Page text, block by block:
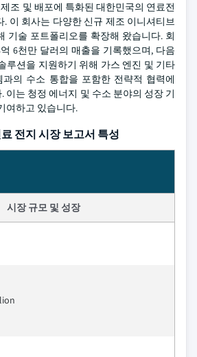
조 및 배포에 특화된 대한민국의 연료전
. 이 회사는 다양한 신규 제조 이니셔티브
기술 포트폴리오를 확장해 왔습니다. 회
6천만 달러의 매출을 기록했으며, 다음
루션을 지원하기 위해 가스 엔진 및 기타
과의 수소 통합을 포함한 전략적 협력에
이는 청정 에너지 및 수소 분야의 성장 기
여하고 있습니다.
료 전지 시장 보고서 특성
시장 규모 및 성장